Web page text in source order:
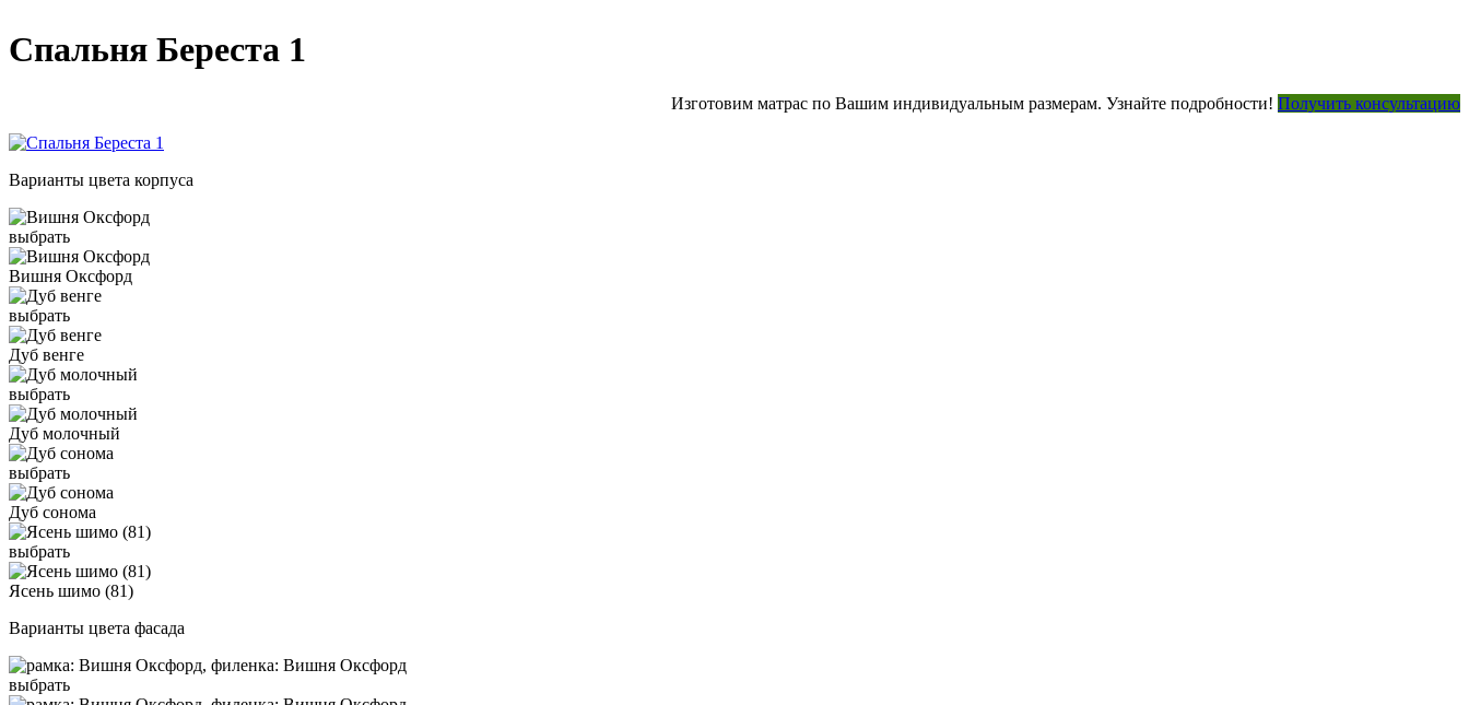
Спальня Береста 1
Изготовим матрас по Вашим индивидуальным размерам. Узнайте подробности! Получить консультацию
Варианты цвета корпуса
выбрать
Вишня Оксфорд
выбрать
Дуб венге
выбрать
Дуб молочный
выбрать
Дуб сонома
выбрать
Ясень шимо (81)
Варианты цвета фасада
выбрать